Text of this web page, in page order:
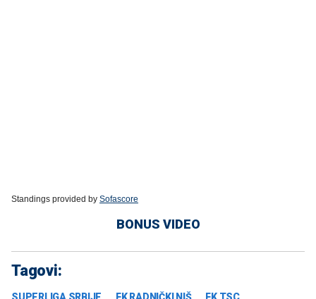
Standings provided by Sofascore
BONUS VIDEO
Tagovi:
SUPERLIGA SRBIJE FK RADNIČKI NIŠ
FK TSC